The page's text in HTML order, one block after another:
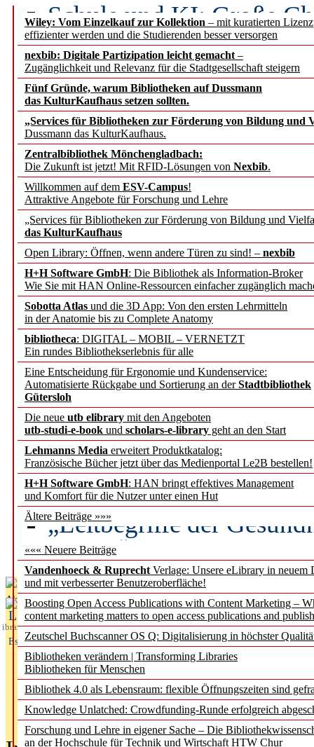
Wiley: Vom Einzelkauf zur Kollektion – mit kuratierten
effizienter werden und die Studierenden besser versorgen
nexbib: Digitale Partizipation leicht gemacht –
Zugänglichkeit und Relevanz für die Stadtgesellschaft steigern
Fünf Gründe, warum Bibliotheken auf Dussmann
das KulturKaufhaus setzen sollten.
„Services für Bibliotheken zur Förderung von Bildung und
Dussmann das KulturKaufhaus.
Zentralbibliothek Mönchengladbach:
Die Zukunft ist jetzt! Mit RFID-Lösungen von Nexbib.
Willkommen auf dem ESV-Campus!
Attraktive Angebote für Forschung und Lehre
„Services für Bibliotheken zur Förderung von Bildung und
das KulturKaufhaus
Open Library: Öffnen, wenn andere Türen zu sind! – nexbib
H+H Software GmbH: Die Bibliothek als Information-Broker
Wie Sie mit HAN Online-Ressourcen einfacher zugänglich
Sobotta Atlas und die 3D App: Von den ersten Lehrmitteln
in der Anatomie bis zu Complete Anatomy
bibliotheca: DIGITAL – MOBIL – VERNETZT
Ein rundes Bibliothekserlebnis für alle
Eine Entscheidung für Ergonomie und Kundenservice:
Automatisierte Rückgabe und Sortierung an derStadtbibliothek
Gütersloh
Die neue utb elibrary mit den Angeboten
utb-studi-e-book und scholars-e-library geht an den Start
Lehmanns Media erweitert Produktkatalog:
Französische Bücher jetzt über das Medienportal Le2B bestellen!
H+H Software GmbH: HAN bringt effektives Management
und Komfort für die Nutzer unter einen Hut
Ältere Beiträge »»»
««« Neuere Beiträge
Vandenhoeck & Ruprecht Verlage: Unsere eLibrary in neuem
und mit verbesserter Benutzeroberfläche!
Boosting Open Access Publications with Content Marketing –
content marketing matters to open access publications and
Zeutschel Buchscanner OS Q: Digitalisierung in höchster
Bibliotheken verändern | Transforming Libraries
Bibliotheken für Menschen
Bibliothek 4.0 als Lebensraum: flexible Öffnungszeiten sind
Knowledge Unlatched: Crowdfunding-Runde erfolgreich
Forschung und Lehre in eigener Sache – Die
an der Hochschule für Technik und Wirtschaft HTW Chur
Schule und KI: Große
Voraussetzungen
Erfolgreiches erstes
Segment Research –
angepasst
konstruktiv!
Mohr Siebeck
und die Zeitschrift für
Francke Attempto
EBSCO Information
Recherchefunktionen in
Sorbisches Institut neu
Geschichte und
Künstliche Intelligenz
besser zu verstehen
„Leitbegriffe der
des BIÖG erscheinen
Aktuelles aus
L
ibrary
Essentials